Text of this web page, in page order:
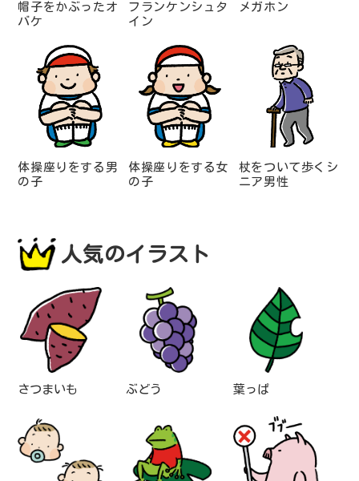
帽子をかぶったオ
バケ
フランケンシュタ
イン
メガホン
体操座りをする男
の子
体操座りをする女
の子
杖をついて歩くシ
ニア男性
人気のイラスト
さつまいも ぶどう 葉っぱ